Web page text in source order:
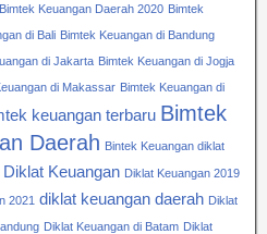
Bimtek Keuangan Daerah 2020 Bimtek
di Bali Bimtek Keuangan di Bandung
di Jakarta Bimtek Keuangan di Jogja
di Makassar Bimtek Keuangan di
keuangan terbaru Bimtek
Daerah Bintek Keuangan diklat
Diklat Keuangan Diklat Keuangan 2019
2021 diklat keuangan daerah Diklat
Diklat Keuangan di Batam Diklat